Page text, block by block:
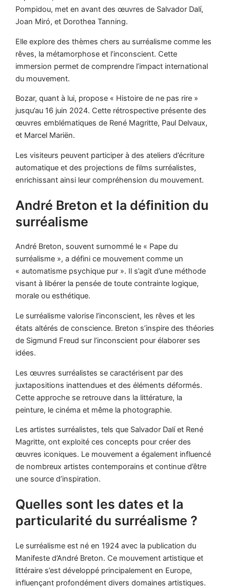
Pompidou, met en avant des œuvres de Salvador Dalí,
Joan Miró, et Dorothea Tanning.
Elle explore des thèmes chers au surréalisme comme les
rêves, la métamorphose et l’inconscient. Cette
immersion permet de comprendre l’impact international
du mouvement.
Bozar, quant à lui, propose « Histoire de ne pas rire »
jusqu’au 16 juin 2024. Cette rétrospective présente des
œuvres emblématiques de René Magritte, Paul Delvaux,
et Marcel Mariën.
Les visiteurs peuvent participer à des ateliers d’écriture
automatique et des projections de films surréalistes,
enrichissant ainsi leur compréhension du mouvement.
André Breton et la définition du
surréalisme
André Breton, souvent surnommé le « Pape du
surréalisme », a défini ce mouvement comme un
« automatisme psychique pur ». Il s’agit d’une méthode
visant à libérer la pensée de toute contrainte logique,
morale ou esthétique.
Le surréalisme valorise l’inconscient, les rêves et les
états altérés de conscience. Breton s’inspire des théories
de Sigmund Freud sur l’inconscient pour élaborer ses
idées.
Les œuvres surréalistes se caractérisent par des
juxtapositions inattendues et des éléments déformés.
Cette approche se retrouve dans la littérature, la
peinture, le cinéma et même la photographie.
Les artistes surréalistes, tels que Salvador Dalí et René
Magritte, ont exploité ces concepts pour créer des
œuvres iconiques. Le mouvement a également influencé
de nombreux artistes contemporains et continue d’être
une source d’inspiration.
Quelles sont les dates et la
particularité du surréalisme ?
Le surréalisme est né en 1924 avec la publication du
Manifeste d’André Breton. Ce mouvement artistique et
littéraire s’est développé principalement en Europe,
influençant profondément divers domaines artistiques.